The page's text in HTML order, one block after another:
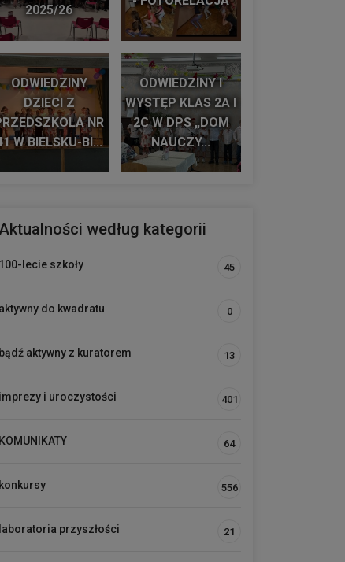
2025/26
ODWIEDZINY
DZIECI Z
NR
W BIELSKU-BI...
ODWIEDZINY I
WYSTĘP KLAS 2A I
2C W DPS „DOM
NAUCZY...
według kategorii
100-lecie szkoły 45
aktywny do kwadratu 0
bądź aktywny z kuratorem 13
imprezy i uroczystości 401
KOMUNIKATY 64
konkursy 556
laboratoria przyszłości 21